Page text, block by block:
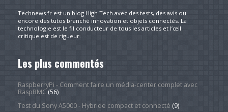
Technews.fr est un blog High Tech avec des tests, des avis ou
encore des tutos branché innovation et objets connectés. La
technologie est le fil conducteur de tous les articles et l’œil
critique est de rigueur.
Les plus commentés
RaspberryPi - Comment faire un média-center complet avec
RaspBMC(56)
Test du Sony A5000 - Hybride compact et connecté (9)